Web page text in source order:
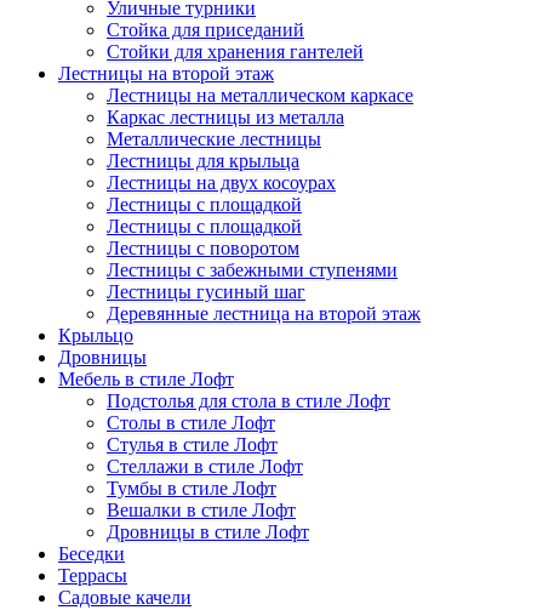
Уличные турники
Cтойка для приседаний
Стойки для хранения гантелей
Лестницы на второй этаж
Лестницы на металлическом каркасе
Каркас лестницы из металла
Металлические лестницы
Лестницы для крыльца
Лестницы на двух косоурах
Лестницы с площадкой
Лестницы с площадкой
Лестницы с поворотом
Лестницы с забежными ступенями
Лестницы гусиный шаг
Деревянные лестница на второй этаж
Крыльцо
Дровницы
Мебель в стиле Лофт
Подстолья для стола в стиле Лофт
Столы в стиле Лофт
Стулья в стиле Лофт
Стеллажи в стиле Лофт
Тумбы в стиле Лофт
Вешалки в стиле Лофт
Дровницы в стиле Лофт
Беседки
Террасы
Садовые качели